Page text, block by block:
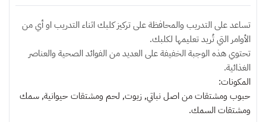
تساعد على التدريب والمحافظة على تركيز كلبك اثناء التدريب او أي من
الأوامر التي تُريد تعليمها لكلبك.
تحتوي هذه الوجبة الخفيفة على العديد من الفوائد الصحية والعناصر
الغذائية.
المكونات:
حبوب ومشتقات من اصل نباتي, زيوت, لحم ومشتقات حيوانية, سمك
ومشتقات السمك.